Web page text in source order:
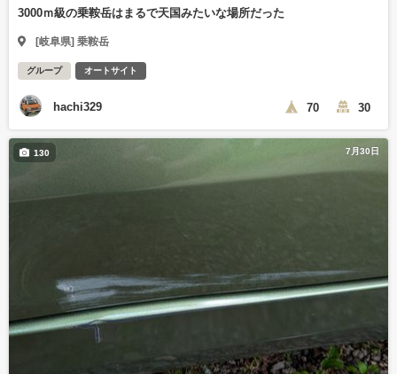
3000ｍ級の乗鞍岳はまるで天国みたいな場所だった
[岐阜県] 乗鞍岳
グループ オートサイト
hachi329 70 30
7月30日
130